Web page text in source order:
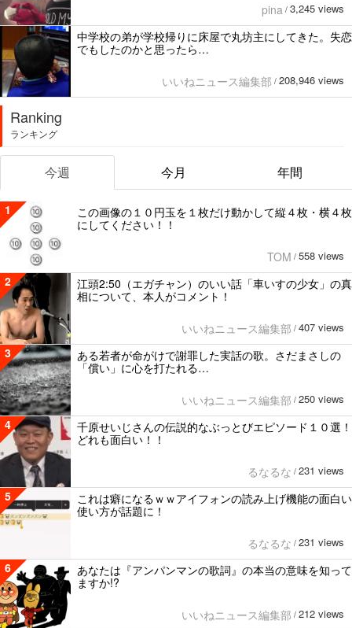
pina / 3,245 views
中学校の弟が学校帰りに床屋で丸坊主にしてきた。失恋
でもしたのかと思ったら…
いいねニュース編集部 / 208,946 views
Ranking
ランキング
今週 今月 年間
1
この画像の１０円玉を１枚だけ動かして縦４枚・横４枚
にしてください！！
TOM / 558 views
2
江頭2:50（エガチャン）のいい話「車いすの少女」の真
相について、本人がコメント！
いいねニュース編集部 / 407 views
3
ある若者が命がけで謝罪した実話の歌。さだまさしの
「償い」に心を打たれる…
いいねニュース編集部 / 250 views
4
千原せいじさんの伝説的なぶっとびエピソード１０選！
どれも面白い！！
るなるな / 231 views
5
これは癖になるｗｗアイフォンの読み上げ機能の面白い
使い方が話題に！
るなるな / 231 views
6
あなたは『アンパンマンの歌詞』の本当の意味を知って
ますか!?
いいねニュース編集部 / 212 views